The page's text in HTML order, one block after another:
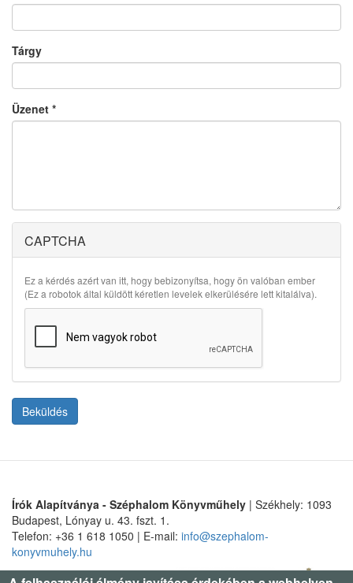
Tárgy
Üzenet *
CAPTCHA
Ez a kérdés azért van itt, hogy bebizonyítsa, hogy ön valóban ember
(Ez a robotok által küldött kéretlen levelek elkerülésére lett kitalálva).
Beküldés
Írók Alapítványa - Széphalom Könyvműhely | Székhely: 1093
Budapest, Lónyay u. 43. fszt. 1.
Telefon: +36 1 618 1050 | E-mail: info@szephalom-
konyvmuhely.hu